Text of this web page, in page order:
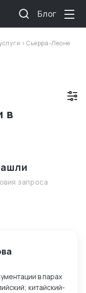
Блог
>Сьерра-Леоне
в
запроса
в парах
китайский-